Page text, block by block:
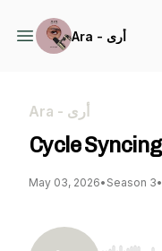
Ara - أرى
Ara - أرى
May 03, 2026• Season 3•